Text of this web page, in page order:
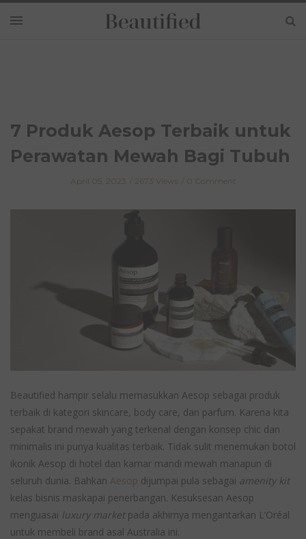
7 Produk Aesop Terbaik untuk
Perawatan Mewah Bagi Tubuh
April 05, 2023 2673 Views 0 Comment
Beautified hampir selalu memasukkan Aesop sebagai produk
terbaik di kategori skincare, body care, dan parfum. Karena kita
sepakat brand mewah yang terkenal dengan konsep chic dan
minimalis ini punya kualitas terbaik. Tidak sulit menemukan botol
ikonik Aesop di hotel dan kamar mandi mewah manapun di
seluruh dunia. Bahkan Aesop dijumpai pula sebagai amenity kit
kelas bisnis maskapai penerbangan. Kesuksesan Aesop
menguasai luxury market pada akhirnya mengantarkan L’Oréal
untuk membeli brand asal Australia ini.